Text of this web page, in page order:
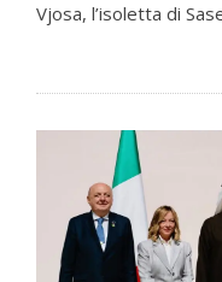
Vjosa, l’isoletta di